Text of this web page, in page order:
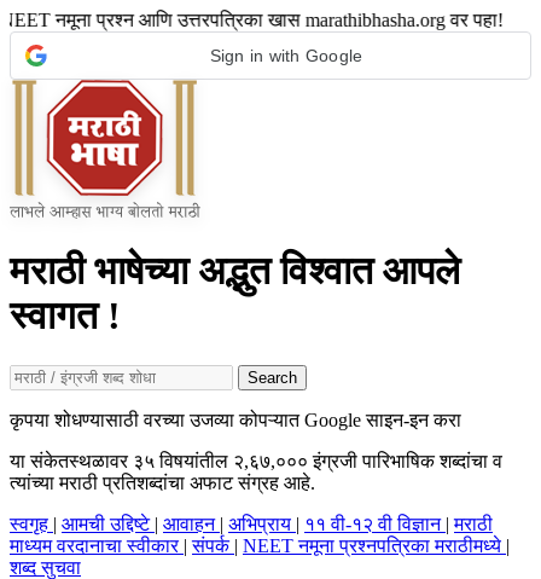
प्रश्न आणि उत्तरपत्रिका खास marathibhasha.org वर पहा! •
Sign in with Google
मराठी भाषेच्या अद्भुत विश्वात आपले
स्वागत !
Search
कृपया शोधण्यासाठी वरच्या उजव्या कोपऱ्यात Google साइन-इन करा
या संकेतस्थळावर ३५ विषयांतील २,६७,००० इंग्रजी पारिभाषिक शब्दांचा व
त्यांच्या मराठी प्रतिशब्दांचा अफाट संग्रह आहे.
स्वगृह | आमची उद्दिष्टे | आवाहन | अभिप्राय | ११ वी-१२ वी विज्ञान | मराठी
माध्यम वरदानाचा स्वीकार | संपर्क | NEET नमूना प्रश्नपत्रिका मराठीमध्ये |
शब्द सुचवा